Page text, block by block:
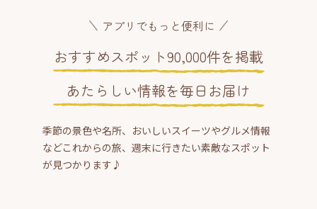
アプリでもっと便利に
おすすめスポット90,000件を掲載
あたらしい情報を毎日お届け
季節の景色や名所、おいしいスイーツやグルメ情報
などこれからの旅、週末に行きたい素敵なスポット
が見つかります♪